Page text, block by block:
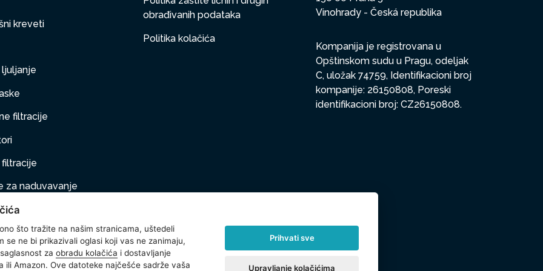
kreveti
filtracije
filtracije
za naduvavanje
na naduvavanje
oprema
obrađivanih podataka
Politika kolačića
Vinohrady - Česká republika
Kompanija je registrovana u
Opštinskom sudu u Pragu, odeljak
C, uložak 74759, Identifikacioni broj
kompanije: 26150808, Poreski
identifikacioni broj: CZ26150808.
što tražite na našim stranicama, uštedeli
se ne bi prikazivali oglasi koji vas ne zanimaju,
za obradu kolačića i dostavljanje
ili Amazon. Ove datoteke najčešće sadrže vaša
Prihvati sve
Upravljanje kolačićima